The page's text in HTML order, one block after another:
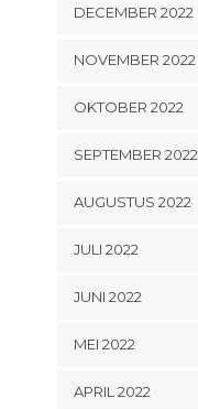
DECEMBER 2022
NOVEMBER 2022
OKTOBER 2022
SEPTEMBER 2022
AUGUSTUS 2022
JULI 2022
JUNI 2022
MEI 2022
APRIL 2022